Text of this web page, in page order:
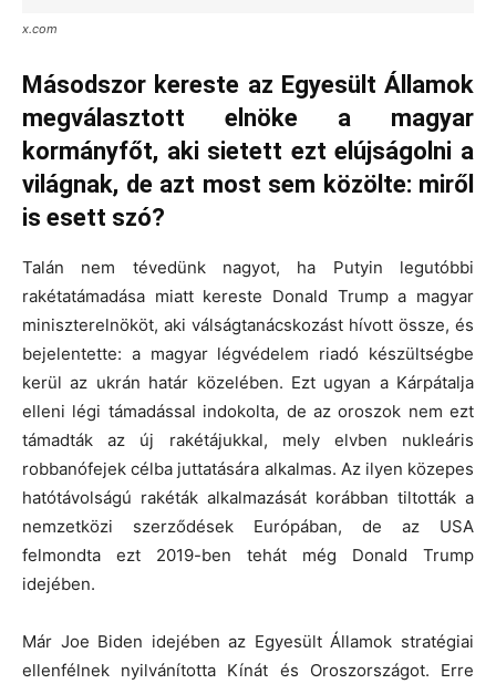
x.com
Másodszor kereste az Egyesült Államok
megválasztott elnöke a magyar
kormányfőt, aki sietett ezt elújságolni a
világnak, de azt most sem közölte: miről
is esett szó?
Talán nem tévedünk nagyot, ha Putyin legutóbbi
rakétatámadása miatt kereste Donald Trump a magyar
miniszterelnököt, aki válságtanácskozást hívott össze, és
bejelentette: a magyar légvédelem riadó készültségbe
kerül az ukrán határ közelében. Ezt ugyan a Kárpátalja
elleni légi támadással indokolta, de az oroszok nem ezt
támadták az új rakétájukkal, mely elvben nukleáris
robbanófejek célba juttatására alkalmas. Az ilyen közepes
hatótávolságú rakéták alkalmazását korábban tiltották a
nemzetközi szerződések Európában, de az USA
felmondta ezt 2019-ben tehát még Donald Trump
idejében.
Már Joe Biden idejében az Egyesült Államok stratégiai
ellenfélnek nyilvánította Kínát és Oroszországot. Erre